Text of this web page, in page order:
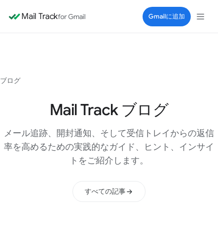
Mail Trackfor Gmail Gmailに追加
ブログ
Mail Track ブログ
メール追跡、開封通知、そして受信トレイからの返信
率を高めるための実践的なガイド、ヒント、インサイ
トをご紹介します。
すべての記事